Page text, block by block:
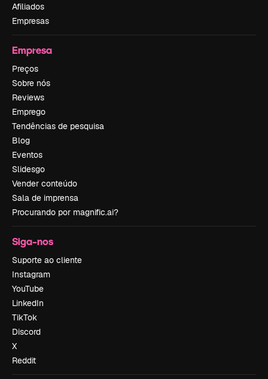
Afiliados
Empresas
Empresa
Preços
Sobre nós
Reviews
Emprego
Tendências de pesquisa
Blog
Eventos
Slidesgo
Vender conteúdo
Sala de imprensa
Procurando por magnific.ai?
Siga-nos
Suporte ao cliente
Instagram
YouTube
LinkedIn
TikTok
Discord
X
Reddit